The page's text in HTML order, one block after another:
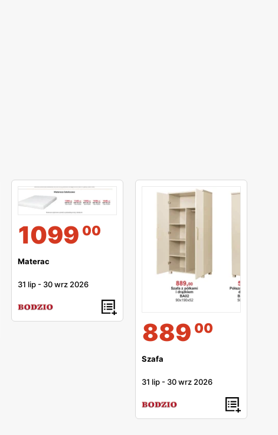
1099 00
Materac
31 lip - 30 wrz 2026
889 00
Szafa
31 lip - 30 wrz 2026